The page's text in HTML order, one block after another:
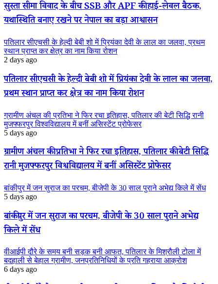
सुस्ता सीमा विवाद के बीच SSB और APF की हाई-लेवल बैठक,
यथास्थिति बनाए रखने पर नेपाल का बड़ा आश्वासन
पतिलार सीएचसी के हेल्दी बेबी शो में प्रियंका देवी के लाल का जलवा, प्रथम
स्थान प्राप्त कर क्षेत्र का नाम किया रोशन
2 days ago
पतिलार सीएचसी के हेल्दी बेबी शो में प्रियंका देवी के लाल का जलवा,
प्रथम स्थान प्राप्त कर क्षेत्र का नाम किया रोशन
ग्रामीण अंचल की प्रतिभा ने फिर रचा इतिहास, पतिलार की बेटी सिद्धि रानी
मुजफ्फरपुर विश्वविद्यालय में बनीं असिस्टेंट प्रोफेसर
5 days ago
ग्रामीण अंचल की प्रतिभा ने फिर रचा इतिहास, पतिलार की बेटी सिद्धि
रानी मुजफ्फरपुर विश्वविद्यालय में बनीं असिस्टेंट प्रोफेसर
बांकीपुर में जन सुराज का परचम, बीजेपी के 30 साल पुराने अभेद्य किले में सेंध
5 days ago
बांकीपुर में जन सुराज का परचम, बीजेपी के 30 साल पुराने अभेद्य
किले में सेंध
वीआईपी दौरे के समय बनी सड़क बनी आफत, पतिलार के मिश्रौली टोला में
बदहाली से बेहाल ग्रामीण, जनप्रतिनिधियों के प्रति गहराया आक्रोश
6 days ago